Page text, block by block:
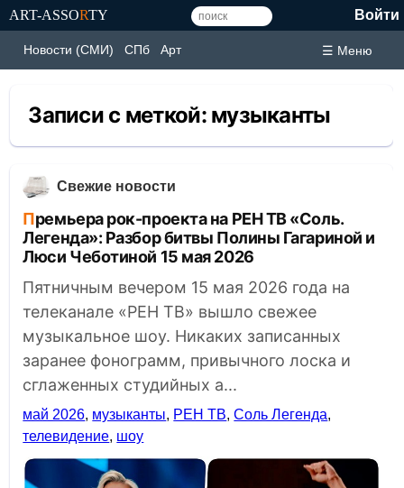
ART-ASSORTY Войти
Новости (СМИ) СПб Арт ☰ Меню
Записи с меткой: музыканты
Свежие новости
Премьера рок-проекта на РЕН ТВ «Соль.
Легенда»: Разбор битвы Полины Гагариной и
Люси Чеботиной 15 мая 2026
Пятничным вечером 15 мая 2026 года на
телеканале «РЕН ТВ» вышло свежее
музыкальное шоу. Никаких записанных
заранее фонограмм, привычного лоска и
сглаженных студийных а...
май 2026, музыканты, РЕН ТВ,Соль Легенда,
телевидение, шоу